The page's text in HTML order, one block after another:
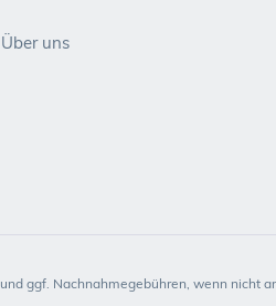
Über uns
und ggf. Nachnahmegebühren, wenn nicht